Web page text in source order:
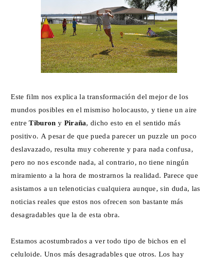
Este film nos explica la transformación del mejor de los
mundos posibles en el mismiso holocausto, y tiene un aire
entreTiburon y Piraña , dicho esto en el sentido más
positivo. A pesar de que pueda parecer un puzzle un poco
deslavazado, resulta muy coherente y para nada confusa,
pero no nos esconde nada, al contrario, no tiene ningún
miramiento a la hora de mostrarnos la realidad. Parece que
asistamos a un telenoticias cualquiera aunque, sin duda, las
noticias reales que estos nos ofrecen son bastante más
desagradables que la de esta obra.
Estamos acostumbrados a ver todo tipo de bichos en el
celuloide. Unos más desagradables que otros. Los hay